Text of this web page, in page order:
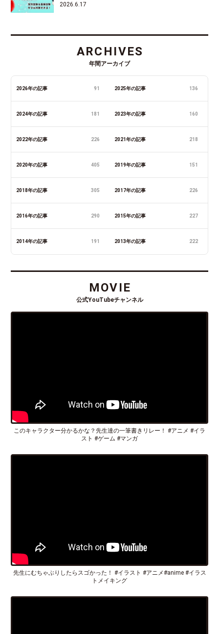
2026.6.17
ARCHIVES
年間アーカイブ
2026年の記事 91 2025年の記事 136
2024年の記事 181 2023年の記事 160
2022年の記事 226 2021年の記事 218
2020年の記事 405 2019年の記事 151
2018年の記事 305 2017年の記事 226
2016年の記事 290 2015年の記事 227
2014年の記事 191 2013年の記事 222
MOVIE
公式YouTubeチャンネル
このキャラクター分かるかな？先生達の一筆書きリレー！ #アニメ #イラ
スト #ゲーム #マンガ
先生にむちゃぶりしたらスゴかった！ #イラスト #アニメ#anime #イラス
トメイキング